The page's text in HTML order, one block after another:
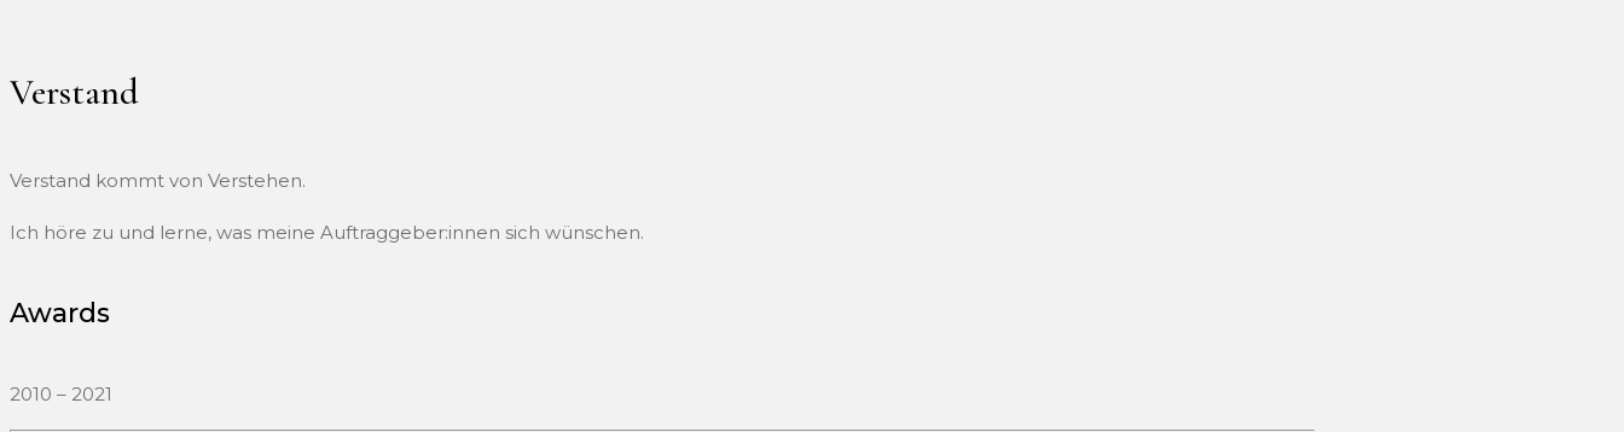
Verstand
Verstand kommt von Verstehen.
Ich höre zu und lerne, was meine Auftraggeber:innen sich wünschen.
Awards
2010 – 2021